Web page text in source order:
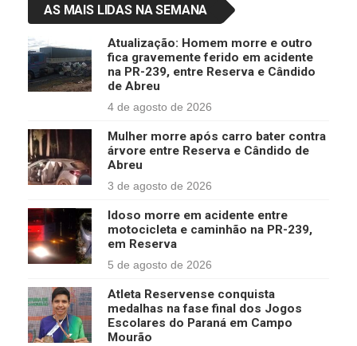
AS MAIS LIDAS NA SEMANA
Atualização: Homem morre e outro
fica gravemente ferido em acidente
na PR-239, entre Reserva e Cândido
de Abreu
4 de agosto de 2026
Mulher morre após carro bater contra
árvore entre Reserva e Cândido de
Abreu
3 de agosto de 2026
Idoso morre em acidente entre
motocicleta e caminhão na PR-239,
em Reserva
5 de agosto de 2026
Atleta Reservense conquista
medalhas na fase final dos Jogos
Escolares do Paraná em Campo
Mourão